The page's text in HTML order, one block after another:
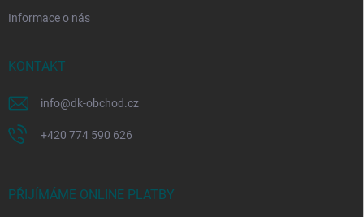
Informace o nás
KONTAKT
info@dk-obchod.cz
+420 774 590 626
PŘIJÍMÁME ONLINE PLATBY